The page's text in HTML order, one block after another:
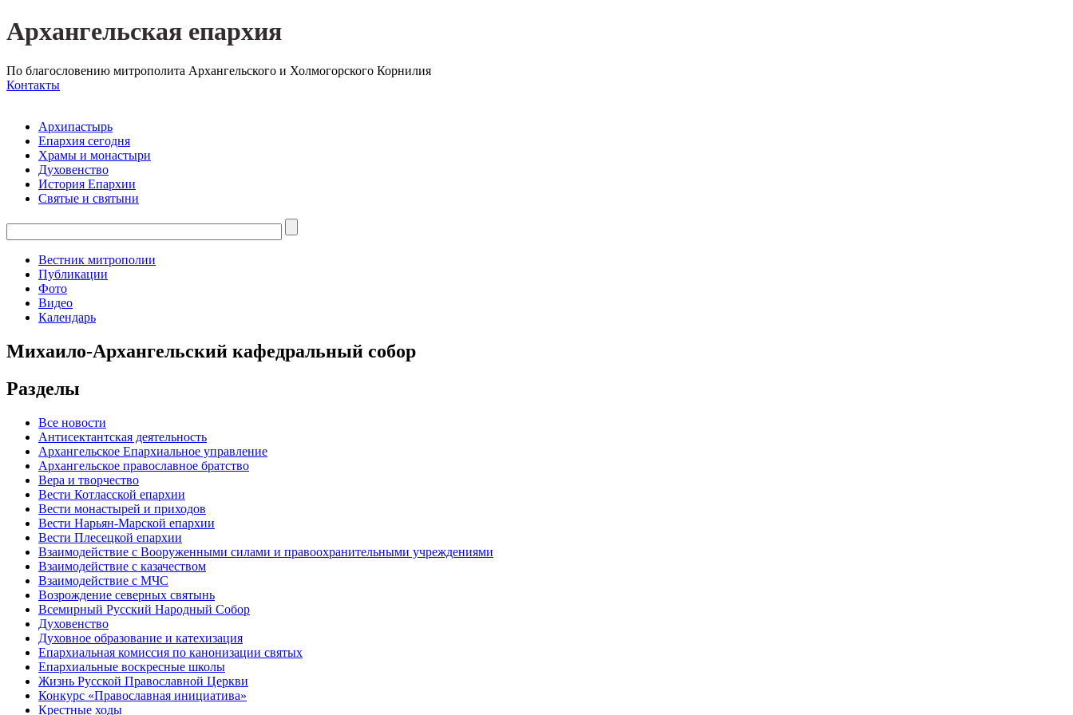
Архангельская епархия
По благословению митрополита Архангельского и Холмогорского Корнилия
Контакты
Архипастырь
Епархия сегодня
Храмы и монастыри
Духовенство
История Епархии
Святые и святыни
Вестник митрополии
Публикации
Фото
Видео
Календарь
Михаило-Архангельский кафедральный собор
Разделы
Все новости
Антисектантская деятельность
Архангельское Епархиальное управление
Архангельское православное братство
Вера и творчество
Вести Котласской епархии
Вести монастырей и приходов
Вести Нарьян-Марской епархии
Вести Плесецкой епархии
Взаимодействие с Вооруженными силами и правоохранительными учреждениями
Взаимодействие с казачеством
Взаимодействие с МЧС
Возрождение северных святынь
Всемирный Русский Народный Собор
Духовенство
Духовное образование и катехизация
Епархиальная комиссия по канонизации святых
Епархиальные воскресные школы
Жизнь Русской Православной Церкви
Конкурс «Православная инициатива»
Крестные ходы